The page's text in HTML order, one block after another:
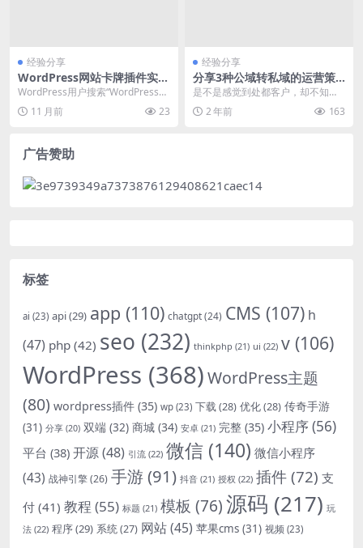
经验分享
WordPress网站卡牌插件实现
教程及性能优化方案
WordPress用户搜索“WordPress网
站卡牌插件实现教程”的频率较
高，...11 月前 23
经验分享
分享3种公域转私域的运营策
略
是不是感觉到处都客户，却不知道
如何让客户主动添加自己?主动添
加，打招呼，获得的回...
2 年前 163
广告赞助
标签
ai (23) api(29) app (110) chatgpt(24) CMS (107) h
(47) php (42) seo (232) thinkphp (21) ui (22) v (106)
WordPress (368)WordPress主题
(80) wordpress插件 (35) wp (23) 下载(28) 优化(28) 传奇手游
(31) 分享 (20) 双端 (32) 商城 (34) 安卓 (21) 完整 (35) 小程序(56)
平台 (38) 开源(48) 引流 (22) 微信 (140) 微信小程序
(43) 战神引擎(26) 手游(91) 抖音 (21) 授权 (22) 插件 (72) 支
付 (41) 教程 (55) 标题 (21) 模板 (76)源码 (217) 玩
法 (22) 程序(29) 系统(27) 网站(45) 苹果cms (31) 视频 (23)